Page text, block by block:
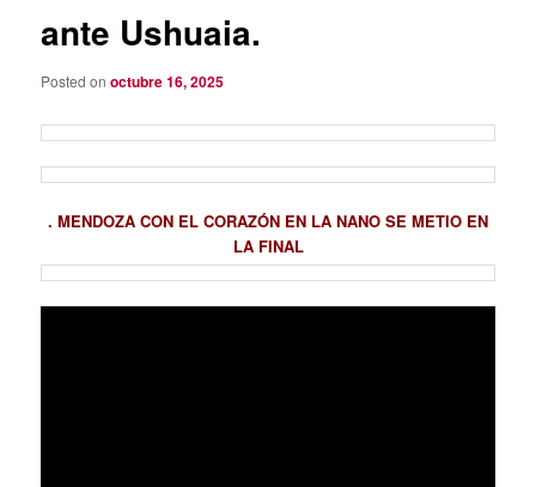
ante Ushuaia.
Posted onoctubre 16, 2025
. MENDOZA CON EL CORAZÓN EN LA NANO SE METIO EN
LA FINAL